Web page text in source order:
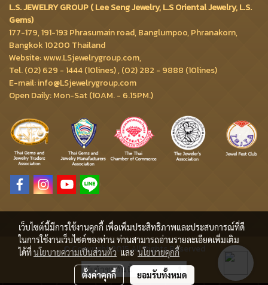
L.S. JEWELRY GROUP ( Lee Seng Jewelry, L.S Oriental Jewelry, L.S.
Gems)
177-179, 191-193 Phrasumain road, Banglumpoo, Phranakorn,
Bangkok 10200 Thailand
Website: www.LSjewelrygroup.com,
Tel. (02) 629 - 1444 (10lines) , (02) 282 - 9888 (10lines)
E-mail: info@LSjewelrygroup.com
Open Daily: Mon-Sat (10AM. - 6.15PM.)
© Copyright 2015 All Rights Reserved
ผู้เข้าชมวันนี้ 1
เว็บไซต์นี้มีการใช้งานคุกกี้ เพื่อเพิ่มประสิทธิภาพและประสบการณ์ที่ดี
ในการใช้งานเว็บไซต์ของท่าน ท่านสามารถอ่านรายละเอียดเพิ่มเติม
ได้ที่นโยบายความเป็นส่วนตัว และ นโยบายคุกกี้
ตั้งค่าคุกกี้ ยอมรับทั้งหมด